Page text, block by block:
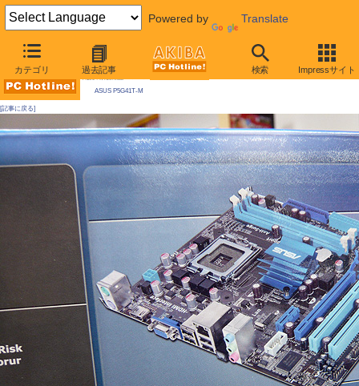
Powered by Translate
カテゴリ 過去記事 検索 Impressサイト
AKIBA PC Hotline! 2009年12月19日号
ASUS P5G41T-M
[記事に戻る]